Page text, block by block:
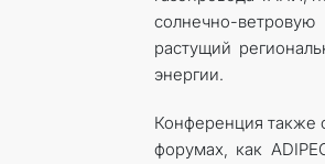
солнечно-
растущий
энергии.
Конференция также
форумах, как